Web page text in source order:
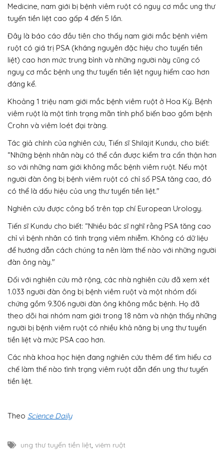
Medicine, nam giới bị bệnh viêm ruột có nguy cơ mắc ung thư
tuyến tiền liệt cao gấp 4 đến 5 lần.
Đây là báo cáo đầu tiên cho thấy nam giới mắc bệnh viêm
ruột có giá trị PSA (kháng nguyên đặc hiệu cho tuyến tiền
liệt) cao hơn mức trung bình và những người này cũng có
nguy cơ mắc bệnh ung thư tuyến tiền liệt nguy hiểm cao hơn
đáng kể.
Khoảng 1 triệu nam giới mắc bệnh viêm ruột ở Hoa Kỳ. Bệnh
viêm ruột là một tình trạng mãn tính phổ biến bao gồm bệnh
Crohn và viêm loét đại tràng.
Tác giả chính của nghiên cứu, Tiến sĩ Shilajit Kundu, cho biết:
“Những bệnh nhân này có thể cần được kiểm tra cẩn thận hơn
so với những nam giới không mắc bệnh viêm ruột. Nếu một
người đàn ông bị bệnh viêm ruột có chỉ số PSA tăng cao, đó
có thể là dấu hiệu của ung thư tuyến tiền liệt."
Nghiên cứu được công bố trên tạp chí European Urology.
Tiến sĩ Kundu cho biết: “Nhiều bác sĩ nghĩ rằng PSA tăng cao
chỉ vì bệnh nhân có tình trạng viêm nhiễm. Không có dữ liệu
để hướng dẫn cách chúng ta nên làm thế nào với những người
đàn ông này."
Đối với nghiên cứu mở rộng, các nhà nghiên cứu đã xem xét
1.033 người đàn ông bị bệnh viêm ruột và một nhóm đối
chứng gồm 9.306 người đàn ông không mắc bệnh. Họ đã
theo dõi hai nhóm nam giới trong 18 năm và nhận thấy những
người bị bệnh viêm ruột có nhiều khả năng bị ung thư tuyến
tiền liệt và mức PSA cao hơn.
Các nhà khoa học hiện đang nghiên cứu thêm để tìm hiểu cơ
chế làm thế nào tình trạng viêm ruột dẫn đến ung thư tuyến
tiền liệt.
Theo Science Daily
ung thư tuyến tiền liệt, viêm ruột